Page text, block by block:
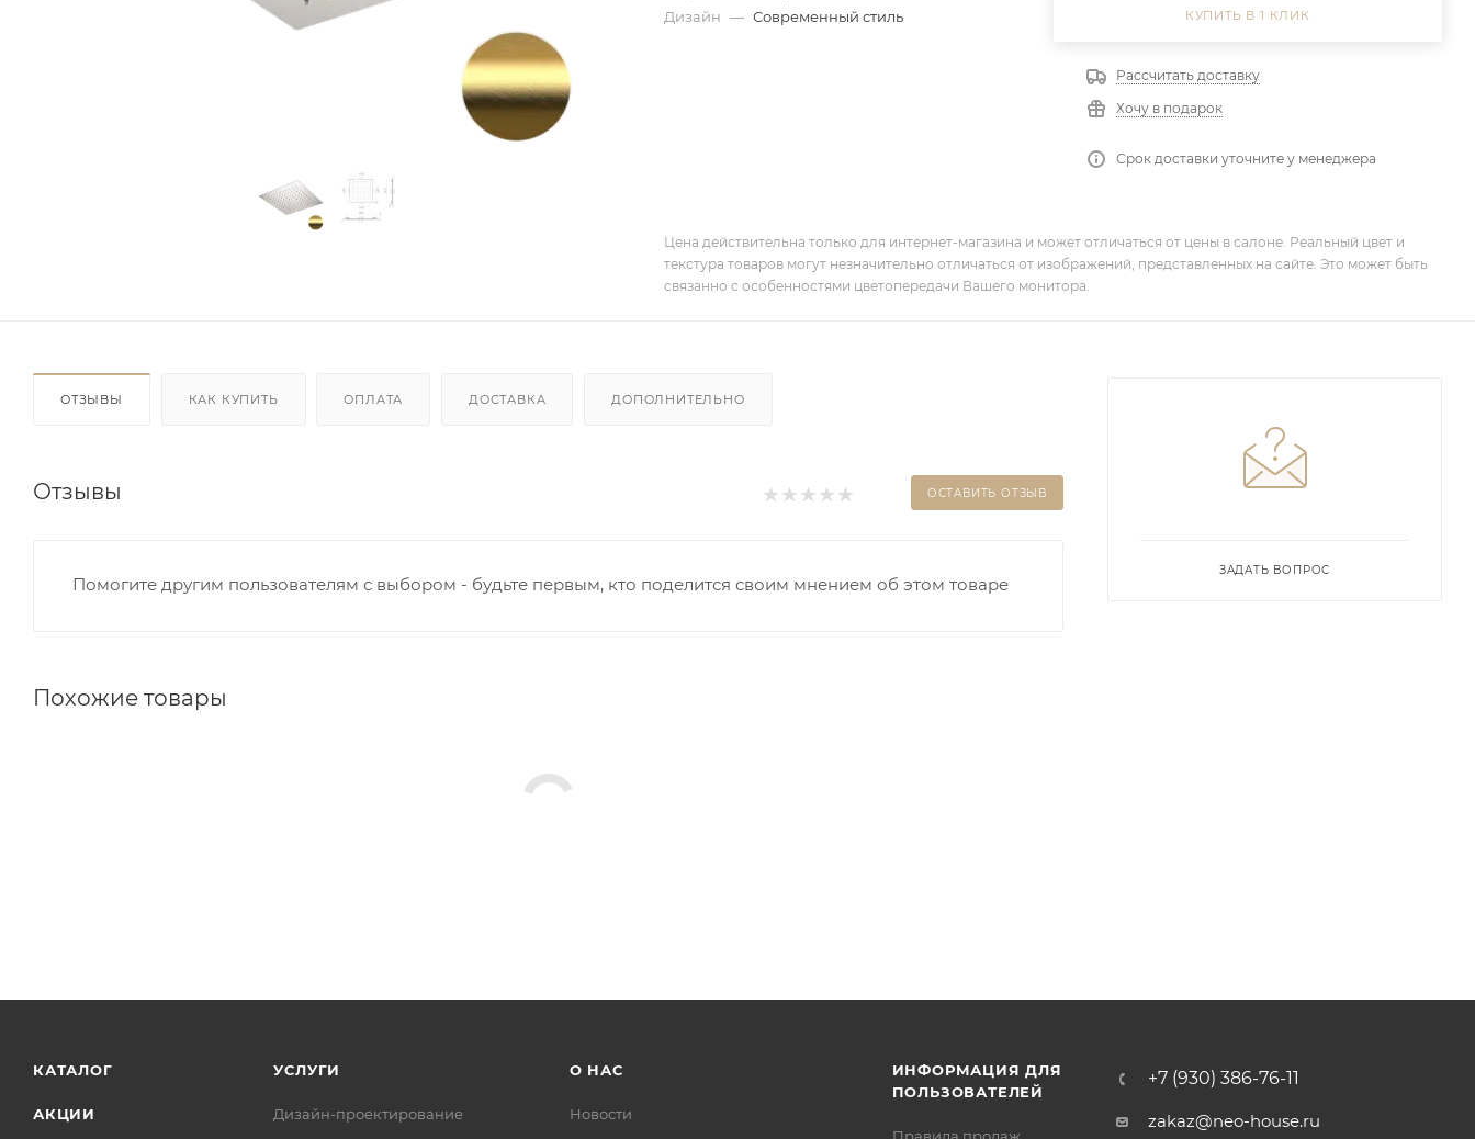
Дизайн — Современный стиль КУПИТЬ В 1 КЛИК
Рассчитать доставку
Хочу в подарок
Срок доставки уточните у менеджера
Цена действительна только для интернет-магазина и может отличаться от цены в салоне. Реальный цвет и
текстура товаров могут незначительно отличаться от изображений, представленных на сайте. Это может быть
связанно с особенностями цветопередачи Вашего монитора.
ОТЗЫВЫ КАК КУПИТЬ ОПЛАТА ДОСТАВКА ДОПОЛНИТЕЛЬНО
Отзывы ОСТАВИТЬ ОТЗЫВ
Помогите другим пользователям с выбором - будьте первым, кто поделится своим мнением об этом товаре
Похожие товары
ЗАДАТЬ ВОПРОС
КАТАЛОГ
АКЦИИ
УСЛУГИ
Дизайн-проектирование
О НАС
Новости
ИНФОРМАЦИЯ ДЛЯ
ПОЛЬЗОВАТЕЛЕЙ
+7 (930) 386-76-11
zakaz@neo-house.ru